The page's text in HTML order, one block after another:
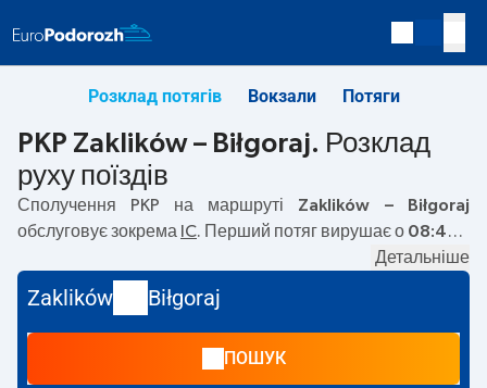
Розклад потягів Вокзали Потяги
PKP Zaklików – Biłgoraj. Розклад
руху поїздів
Сполучення PKP на маршруті Zaklików – Biłgoraj
обслуговує зокрема IC . Перший потяг вирушає о 08:48з
о 16:51. На маршруті
інші потяги:
— пропонують нижчу ціну квитка і зазвичай
довший час подорожі. Потяг завершує маршрут на
Детальніше
Zaklików Biłgoraj
ПОШУК